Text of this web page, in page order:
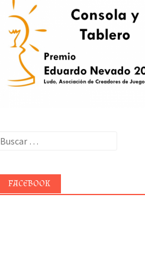
Buscar:
FACEBOOK